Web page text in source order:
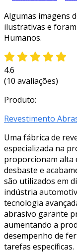
Algumas imagens
ilustrativas e
Humanos.
4.6
(10 avaliações)
Produto:
Revestimento
Uma fábrica de
especializada na
proporcionam alta
desbaste e
são utilizados em
indústria
tecnologia
abrasivo garante
aumentando a
desempenho de
tarefas específicas.